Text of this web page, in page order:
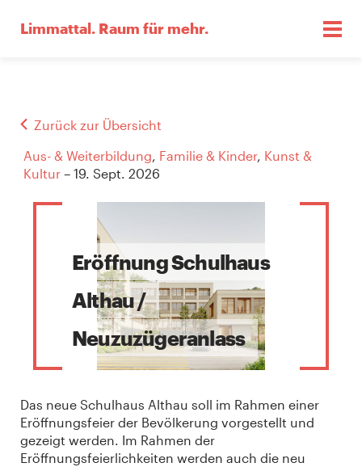
Limmattal. Raum für mehr.
Zurück zur Übersicht
Aus- & Weiterbildung, Familie & Kinder, Kunst &
Kultur – 19. Sept. 2026
Eröffnung Schulhaus
Althau /
Neuzuzügeranlass
Das neue Schulhaus Althau soll im Rahmen einer
Eröffnungsfeier der Bevölkerung vorgestellt und
gezeigt werden. Im Rahmen der
Eröffnungsfeierlichkeiten werden auch die neu